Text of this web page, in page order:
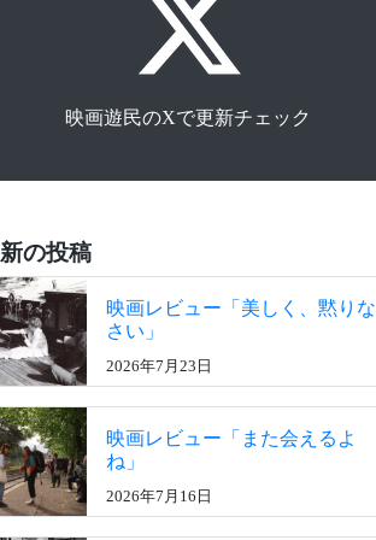
映画遊民のXで更新チェック
の投稿
映画レビュー「美しく、黙りな
さい」
2026年7月23日
映画レビュー「また会えるよ
ね」
2026年7月16日